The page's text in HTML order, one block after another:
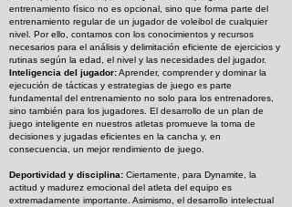
entrenamiento físico no es opcional, sino que forma parte del
entrenamiento regular de un jugador de voleibol de cualquier
nivel. Por ello, contamos con los conocimientos y recursos
necesarios para el análisis y delimitación eficiente de ejercicios y
rutinas según la edad, el nivel y las necesidades del jugador.
Inteligencia del jugador:Aprender, comprender y dominar la
ejecución de tácticas y estrategias de juego es parte
fundamental del entrenamiento no solo para los entrenadores,
sino también para los jugadores. El desarrollo de un plan de
juego inteligente en nuestros atletas promueve la toma de
decisiones y jugadas eficientes en la cancha y, en
consecuencia, un mejor rendimiento de juego.
Deportividad y disciplina: Ciertamente, para Dynamite, la
actitud y madurez emocional del atleta del equipo es
extremadamente importante. Asimismo, el desarrollo intelectual